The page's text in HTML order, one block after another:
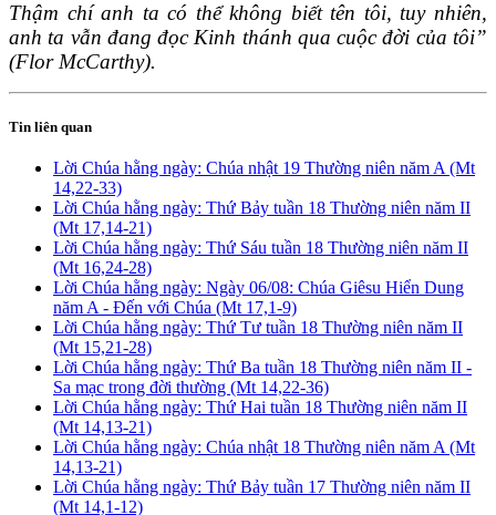
Thậm chí anh ta có thể không biết tên tôi, tuy nhiên,
anh ta vẫn đang đọc Kinh thánh qua cuộc đời của tôi”
(Flor McCarthy).
Tin liên quan
Lời Chúa hằng ngày: Chúa nhật 19 Thường niên năm A (Mt
14,22-33)
Lời Chúa hằng ngày: Thứ Bảy tuần 18 Thường niên năm II
(Mt 17,14-21)
Lời Chúa hằng ngày: Thứ Sáu tuần 18 Thường niên năm II
(Mt 16,24-28)
Lời Chúa hằng ngày: Ngày 06/08: Chúa Giêsu Hiển Dung
năm A - Đến với Chúa (Mt 17,1-9)
Lời Chúa hằng ngày: Thứ Tư tuần 18 Thường niên năm II
(Mt 15,21-28)
Lời Chúa hằng ngày: Thứ Ba tuần 18 Thường niên năm II -
Sa mạc trong đời thường (Mt 14,22-36)
Lời Chúa hằng ngày: Thứ Hai tuần 18 Thường niên năm II
(Mt 14,13-21)
Lời Chúa hằng ngày: Chúa nhật 18 Thường niên năm A (Mt
14,13-21)
Lời Chúa hằng ngày: Thứ Bảy tuần 17 Thường niên năm II
(Mt 14,1-12)